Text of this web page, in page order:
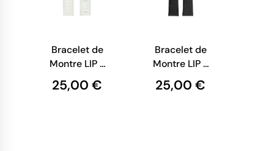
Bracelet de
Montre LIP -
Cuir Blanc
Grainé - 20
25,00 €
Bracelet de
Montre LIP -
Cuir Noir
Façon Croco
25,00 €